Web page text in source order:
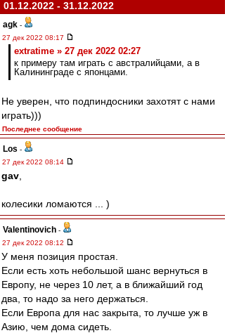
01.12.2022 - 31.12.2022
agk -
27 дек 2022 08:17
extratime » 27 дек 2022 02:27
к примеру там играть с австралийцами, а в
Калининграде с японцами.
Не уверен, что подпиндосники захотят с нами
играть)))
Последнее сообщение
Los -
27 дек 2022 08:14
gav
колесики ломаются ... )
Valentinovich -
27 дек 2022 08:12
У меня позиция простая.
Если есть хоть небольшой шанс вернуться в
Европу, не через 10 лет, а в ближайший год
два, то надо за него держаться.
Если Европа для нас закрыта, то лучше уж в
Азию, чем дома сидеть.